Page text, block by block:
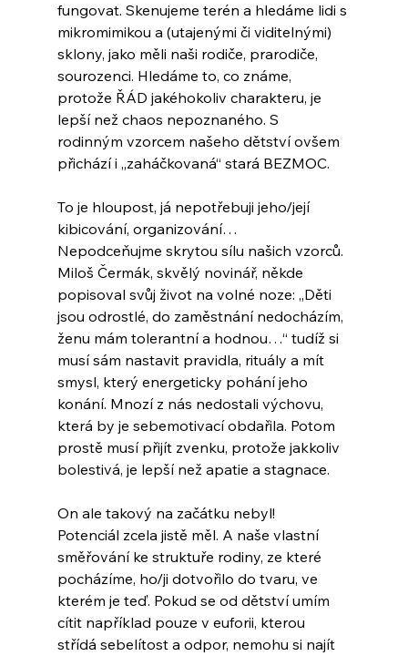
fungovat. Skenujeme terén a hledáme lidi s
mikromimikou a (utajenými či viditelnými)
sklony, jako měli naši rodiče, prarodiče,
sourozenci. Hledáme to, co známe,
protože ŘÁD jakéhokoliv charakteru, je
lepší než chaos nepoznaného. S
rodinným vzorcem našeho dětství ovšem
přichází i „zaháčkovaná“ stará BEZMOC.
To je hloupost, já nepotřebuji jeho/její
kibicování, organizování…
Nepodceňujme skrytou sílu našich vzorců.
Miloš Čermák, skvělý novinář, někde
popisoval svůj život na volné noze: „Děti
jsou odrostlé, do zaměstnání nedocházím,
ženu mám tolerantní a hodnou…“ tudíž si
musí sám nastavit pravidla, rituály a mít
smysl, který energeticky pohání jeho
konání. Mnozí z nás nedostali výchovu,
která by je sebemotivací obdařila. Potom
prostě musí přijít zvenku, protože jakkoliv
bolestivá, je lepší než apatie a stagnace.
On ale takový na začátku nebyl!
Potenciál zcela jistě měl. A naše vlastní
směřování ke struktuře rodiny, ze které
pocházíme, ho/ji dotvořilo do tvaru, ve
kterém je teď. Pokud se od dětství umím
cítit například pouze v euforii, kterou
střídá sebelítost a odpor, nemohu si najít